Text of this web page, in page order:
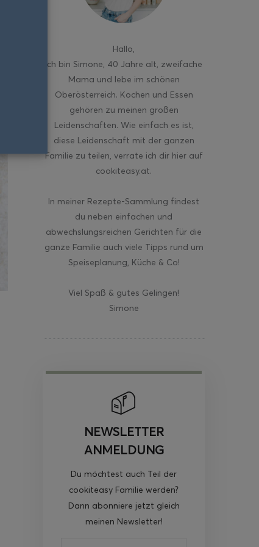
Hallo
ich bin Simone, 40 Jahre alt, zweifache
Mama und lebe im schönen
Oberösterreich. Kochen und Essen
gehören zu meinen großen
Leidenschaften. Wie einfach es ist,
diese Leidenschaft mit der ganzen
Familie zu teilen, verrate ich dir hier auf
cookiteasy.at.
In meiner Rezepte-Sammlung findest
du neben einfachen und
abwechslungsreichen Gerichten für die
ganze Familie auch viele Tipps rund um
Speiseplanung, Küche & Co!
Viel Spaß & gutes Gelingen!
Simone
NEWSLETTER
ANMELDUNG
Du möchtest auch Teil der
cookiteasy Familie werden?
Dann abonniere jetzt gleich
meinen Newsletter!